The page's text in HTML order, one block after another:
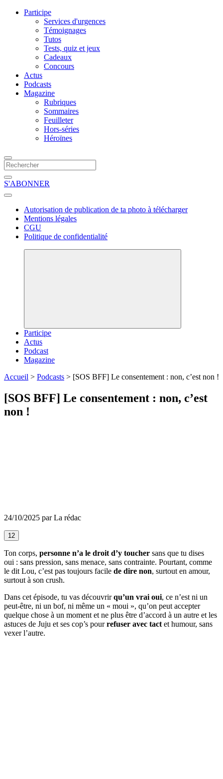
Participe
Services d'urgences
Témoignages
Tutos
Tests, quiz et jeux
Cadeaux
Concours
Actus
Podcasts
Magazine
Rubriques
Sommaires
Feuilleter
Hors-séries
Héroïnes
S'ABONNER
Autorisation de publication de ta photo à télécharger
Mentions légales
CGU
Politique de confidentialité
Participe
Actus
Podcast
Magazine
Accueil > Podcasts > [SOS BFF] Le consentement : non, c’est non !
[SOS BFF] Le consentement : non, c’est
non !
24/10/2025 par La rédac
12
Ton corps, personne n’a le droit d’y toucher sans que tu dises
oui : sans pression, sans menace, sans contrainte. Pourtant, comme
le dit Lou, c’est pas toujours facile de dire non, surtout en amour,
surtout à son crush.
Dans cet épisode, tu vas découvrirqu’un vrai oui, ce n’est ni un
peut-être, ni un bof, ni même un « moui », qu’on peut accepter
quelque chose à un moment et ne plus être d’accord à un autre et les
astuces de Juju et ses cop’s pourrefuser avec tact et humour, sans
vexer l’autre.